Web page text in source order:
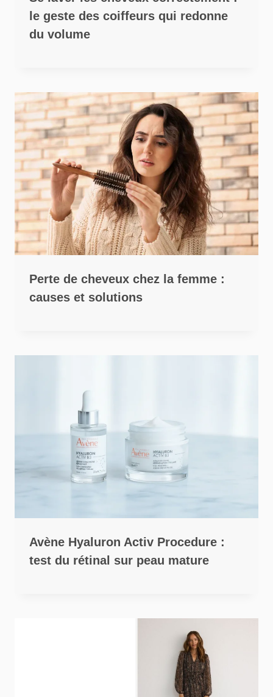
le geste des coiffeurs qui redonne
du volume
Perte de cheveux chez la femme :
causes et solutions
Avène Hyaluron Activ Procedure :
test du rétinal sur peau mature